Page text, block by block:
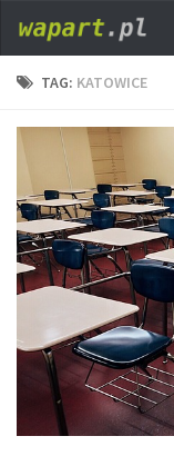
TAG: KATOWICE